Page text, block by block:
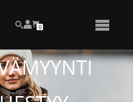
Katso
asiakastiliäsi
OSTOSKORISSA
OLEVIEN
0
NÄYTÄ
PIILOTA